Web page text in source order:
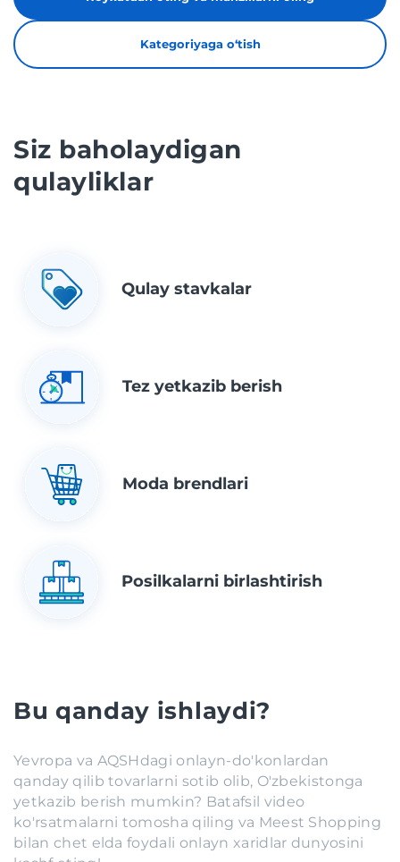
Kategoriyaga oʻtish
Siz baholaydigan
qulayliklar
Qulay stavkalar
Tez yetkazib berish
Moda brendlari
Posilkalarni birlashtirish
Bu qanday ishlaydi?
Yevropa va AQSHdagi onlayn-do'konlardan
qanday qilib tovarlarni sotib olib, O'zbekistonga
yetkazib berish mumkin? Batafsil video
ko'rsatmalarni tomosha qiling va Meest Shopping
bilan chet elda foydali onlayn xaridlar dunyosini